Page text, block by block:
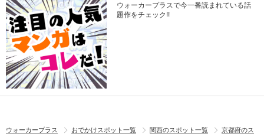
ウォーカープラスで今一番読まれている話
題作をチェック!!
ウォーカープラス おでかけスポット一覧 関西のスポット一覧
京都府のス